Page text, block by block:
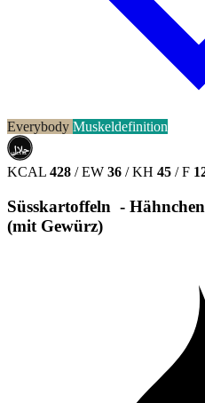
Everybody Muskeldefinition
حلال
HALAL
KCAL 428 / EW 36 / KH 45 / F
Süsskartoffeln -
(mit Gewürz)